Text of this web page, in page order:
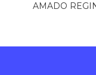
AMADO